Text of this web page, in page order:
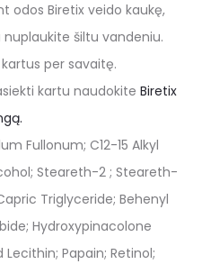
odos Biretix veido kaukę,
šiltu vandeniu.
per savaitę.
kartu naudokite Biretix
Fullonum; C12-15 Alkyl
Steareth-2 ; Steareth-
Triglyceride; Behenyl
Hydroxypinacolone
Papain; Retinol;